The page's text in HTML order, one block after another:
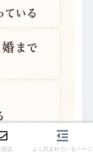
面談 よく読まれているページ